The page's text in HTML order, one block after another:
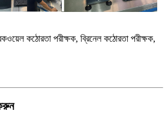
কঠোরতা পরীক্ষক, ব্রিনেল কঠোরতা পরীক্ষক,